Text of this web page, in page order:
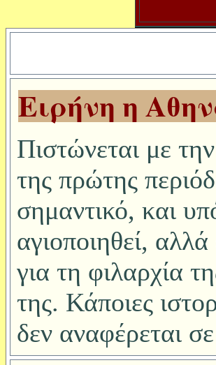
Ειρήνη η
Πιστώνεται με
της πρώτης
σημαντικό, και
αγιοποιηθεί,
για τη φιλαρχία
της. Κάποιες
δεν αναφέρεται